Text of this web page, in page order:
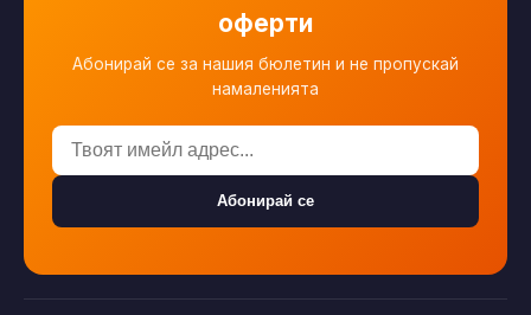
оферти
Абонирай се за нашия бюлетин и не пропускай
намаленията
Абонирай се